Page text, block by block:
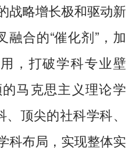
战略增长极和驱动新
合的“催化剂”，加
，打破学科专业壁
马克思主义理论学
顶尖的社科学科、
科布局，实现整体实